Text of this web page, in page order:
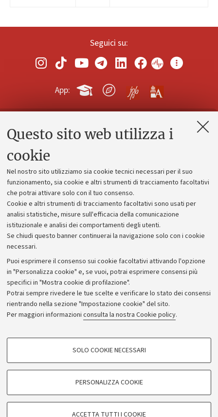
Questo sito web utilizza i
cookie
Nel nostro sito utilizziamo sia cookie tecnici necessari per il suo
funzionamento, sia cookie e altri strumenti di tracciamento facoltativi
che potrai attivare solo con il tuo consenso.
Cookie e altri strumenti di tracciamento facoltativi sono usati per
analisi statistiche, misure sull'efficacia della comunicazione
istituzionale e analisi dei comportamenti degli utenti.
Se chiudi questo banner continuerai la navigazione solo con i cookie
necessari.
Puoi esprimere il consenso sui cookie facoltativi attivando l'opzione
in "Personalizza cookie" e, se vuoi, potrai esprimere consensi più
specifici in "Mostra cookie di profilazione".
Potrai sempre rivedere le tue scelte e verificare lo stato dei consensi
rientrando nella sezione "Impostazione cookie" del sito.
Per maggiori informazioni consulta la nostra Cookie policy.
COOKIE DI PROFILAZIONE - FACOLTATIVI
COOKIE TECNICI - NECESSARI
SOLO COOKIE NECESSARI
PERSONALIZZA COOKIE
ACCETTA TUTTI I COOKIE
Seguici su:
App:
Contatti e PEC
Alumni community
Piano strategico
Bilanci
Donazioni e 5x1000
Merchandising - UniboStore
Bandi, gare e concorsi
Albo online
Amministrazione trasparente
Atti di notifica
Informazioni sul sito e accessibilità
Dichiarazione di accessibilità
Privacy e note legali
Impostazioni Cookie
©Copyright 2026 - ALMA MATER STUDIORUM - Università di
Bologna - Via Zamboni,33 - 40126Bologna - PI: